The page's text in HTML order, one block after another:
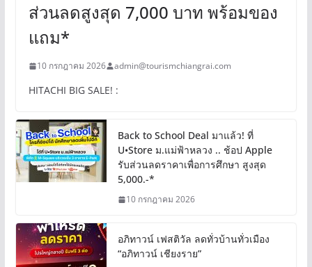
ส่วนลดสูงสุด 7,000 บาท พร้อมของ
แถม*
10 กรกฎาคม 2026 admin@tourismchiangrai.com
HITACHI BIG SALE! :
Back to School Deal มาแล้ว! ที่
U•Store ม.แม่ฟ้าหลวง .. ช้อป Apple
รับส่วนลดราคาเพื่อการศึกษา สูงสุด
5,000.-*
10 กรกฎาคม 2026
อภิทาวน์ เฟสติวัล ลดทั่วบ้านทั่วเมือง
“อภิทาวน์ เชียงราย”